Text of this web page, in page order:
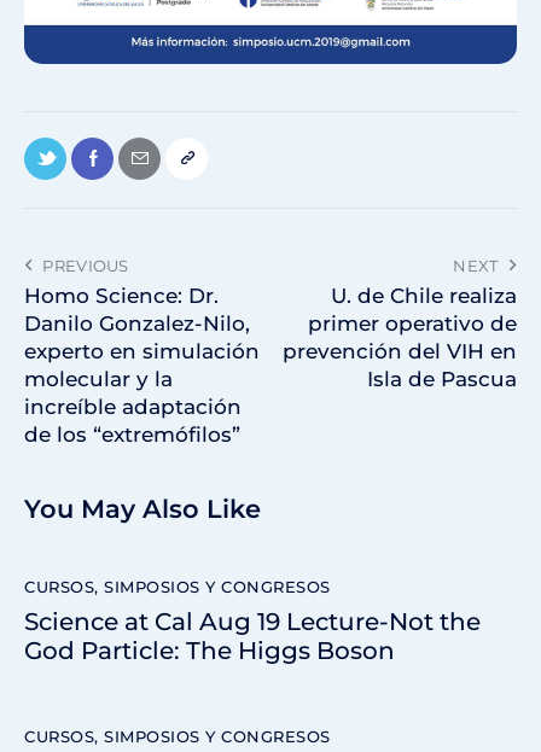
PREVIOUS
Homo Science: Dr.
Danilo Gonzalez-Nilo,
experto en simulación
molecular y la
increíble adaptación
de los “extremófilos”
NEXT
U. de Chile realiza
primer operativo de
prevención del VIH en
Isla de Pascua
You May Also Like
CURSOS, SIMPOSIOS Y CONGRESOS
Science at Cal Aug 19 Lecture-Not the
God Particle: The Higgs Boson
CURSOS, SIMPOSIOS Y CONGRESOS